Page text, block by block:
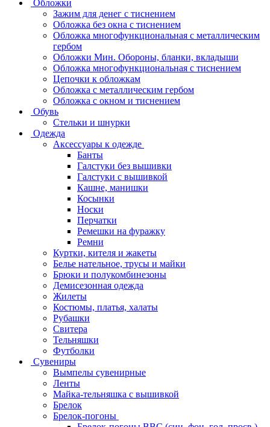
Обложки
Зажим для денег с тиснением
Обложка без окна с тиснением
Обложка многофункциональная с металлическим
гербом
Обложки Мин. Обороны, бланки, вкладыши
Обложка многофункциональная с тиснением
Цепочки к обложкам
Обложка с металлическим гербом
Обложка с окном и тиснением
Обувь
Стельки и шнурки
Одежда
Аксессуары к одежде
Банты
Галстуки без вышивки
Галстуки с вышивкой
Кашне, манишки
Косынки
Носки
Перчатки
Ремешки на фуражку
Ремни
Куртки, кителя и жакеты
Белье нательное, трусы и майки
Брюки и полукомбинезоны
Демисезонная одежда
Жилеты
Костюмы, платья, халаты
Рубашки
Свитера
Тельняшки
Футболки
Сувениры
Вымпелы сувенирные
Ленты
Майка-тельняшка с вышивкой
Брелок
Брелок-погоны